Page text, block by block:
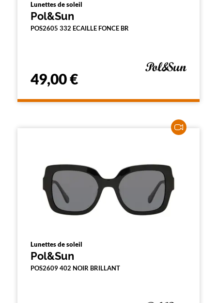
Lunettes de soleil
Pol&Sun
POS2605 332 ECAILLE FONCE BR
49,00 €
Lunettes de soleil
Pol&Sun
POS2609 402 NOIR BRILLANT